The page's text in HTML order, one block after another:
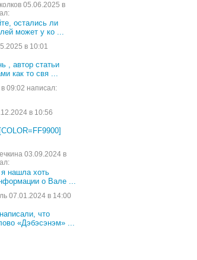
05.06.2025 в
остались ли
может у ко ...
в 10:01
, автор статьи
как то свя ...
09:02 написал:
в 10:56
03.09.2024 в
я нашла хоть
о Вале ...
07.01.2024 в 14:00
что
«Дэбэсэнэм» ...